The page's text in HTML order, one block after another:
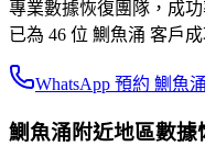
專業數據恢復團隊，成功
已為 46 位 鰂魚涌 客戶
WhatsApp 預約 鰂魚
鰂魚涌附近地區數據